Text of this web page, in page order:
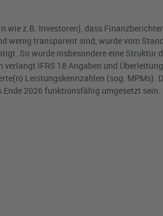
wie z.B. Investoren), dass
wenig transparent sind, wurde vom
So wurde insbesondere eine Struktur
IFRS 18 Angaben und
Leistungskennzahlen (sog. MPMs).
2026 funktionsfähig umgesetzt sein.